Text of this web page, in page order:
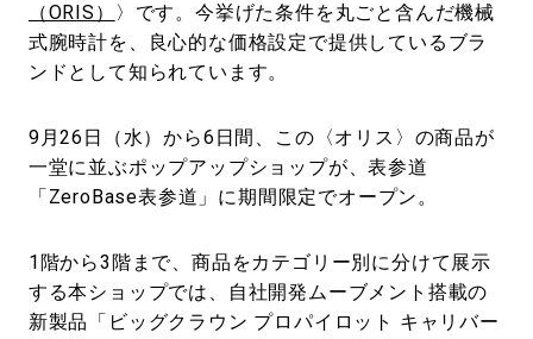
（ORIS）
〉です。今挙げた条件を丸ごと含んだ機械
式腕時計を、良心的な価格設定で提供しているブラ
ンドとして知られています。
9月26日（水）から6日間、この〈オリス〉の商品が
一堂に並ぶポップアップショップが、表参道
「ZeroBase表参道」に期間限定でオープン。
1階から3階まで、商品をカテゴリー別に分けて展示
する本ショップでは、自社開発ムーブメント搭載の
新製品「ビッグクラウン プロパイロット キャリバー